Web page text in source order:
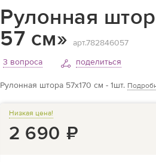
Рулонная
57 см»
арт.782846057
3 вопроса
поделиться
Рулонная штора 57х170 см - 1шт.
Низкая цена!
2 690 ₽